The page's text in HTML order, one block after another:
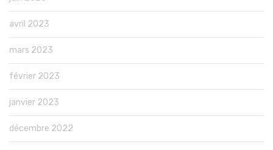
avril 2023
mars 2023
février 2023
janvier 2023
décembre 2022